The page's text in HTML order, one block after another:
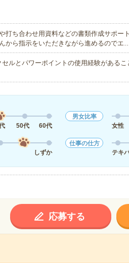
打ち合わせ用資料などの書類作成サポ
から指示をいただきながら進めるのでエ
ルとパワーポイントの使用経験がある
50代 60代
男女比率
女性
しずか
仕事の仕方
テキ
応募する